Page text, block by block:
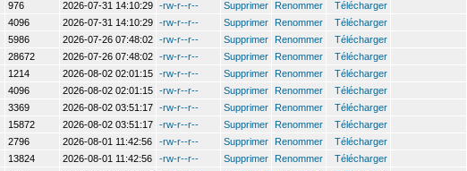
976 2026-07-31 14:10:29 -rw-r--r-- Supprimer Renommer
Télécharger
4096 2026-07-31 14:10:29 -rw-r--r-- Supprimer Renommer
Télécharger
5986 2026-07-26 07:48:02 -rw-r--r-- Supprimer Renommer
Télécharger
28672 2026-07-26 07:48:02 -rw-r--r-- Supprimer Renommer
Télécharger
1214 2026-08-02 02:01:15 -rw-r--r-- Supprimer Renommer
Télécharger
4096 2026-08-02 02:01:15 -rw-r--r-- Supprimer Renommer
Télécharger
3369 2026-08-02 03:51:17 -rw-r--r-- Supprimer Renommer
Télécharger
15872 2026-08-02 03:51:17 -rw-r--r-- Supprimer Renommer
Télécharger
2796 2026-08-01 11:42:56 -rw-r--r-- Supprimer Renommer
Télécharger
13824 2026-08-01 11:42:56 -rw-r--r-- Supprimer Renommer
Télécharger